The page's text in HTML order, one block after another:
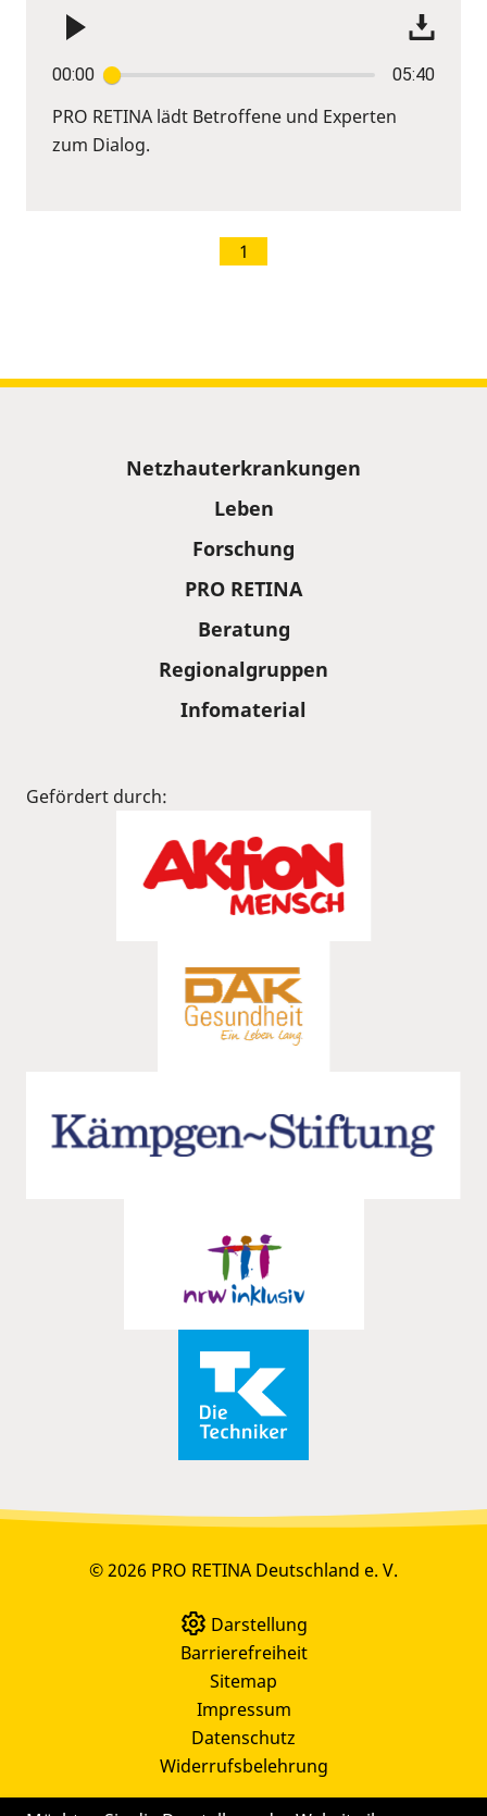
00:00 05:40
PRO RETINA lädt Betroffene und Experten
zum Dialog.
1
Netzhauterkrankungen
Leben
Forschung
PRO RETINA
Beratung
Regionalgruppen
Infomaterial
Gefördert durch:
© 2026 PRO RETINA Deutschland e. V.
Darstellung
Barrierefreiheit
Sitemap
Impressum
Datenschutz
Widerrufsbelehrung